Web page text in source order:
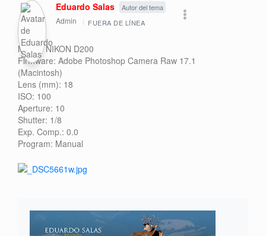
Eduardo Salas Autor del tema
Admin FUERA DE LÍNEA
Model: NIKON D200
Firmware: Adobe Photoshop Camera Raw 17.1
(Macintosh)
Lens (mm): 18
ISO: 100
Aperture: 10
Shutter: 1/8
Exp. Comp.: 0.0
Program: Manual